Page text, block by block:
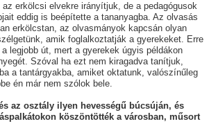
erkölcsi elvekre irányítjuk, de a pedagógusok
eddig is beépítette a tananyagba. Az olvasás
erkölcstan, az olvasmányok kapcsán olyan
amik foglalkoztatják a gyerekeket. Erre
legjobb út, mert a gyerekek úgyis példákon
Szóval ha ezt nem kiragadva tanítjuk,
a tantárgyakba, amiket oktatunk, valószínűleg
én már nem szólok bele.
az osztály ilyen hevességű búcsúján, és
köszöntötték a városban, műsort